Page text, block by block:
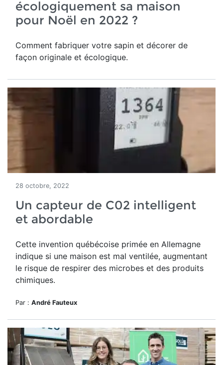
écologiquement sa maison
pour Noël en 2022 ?
Comment fabriquer votre sapin et décorer de
façon originale et écologique.
28 octobre, 2022
Un capteur de C02 intelligent
et abordable
Cette invention québécoise primée en Allemagne
indique si une maison est mal ventilée, augmentant
le risque de respirer des microbes et des produits
chimiques.
Par : André Fauteux